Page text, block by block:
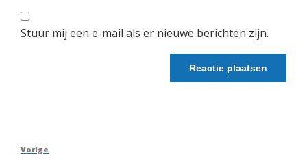
Stuur mij een e-mail als er nieuwe berichten zijn.
Berichtnavigatie
Vorig
Vorige